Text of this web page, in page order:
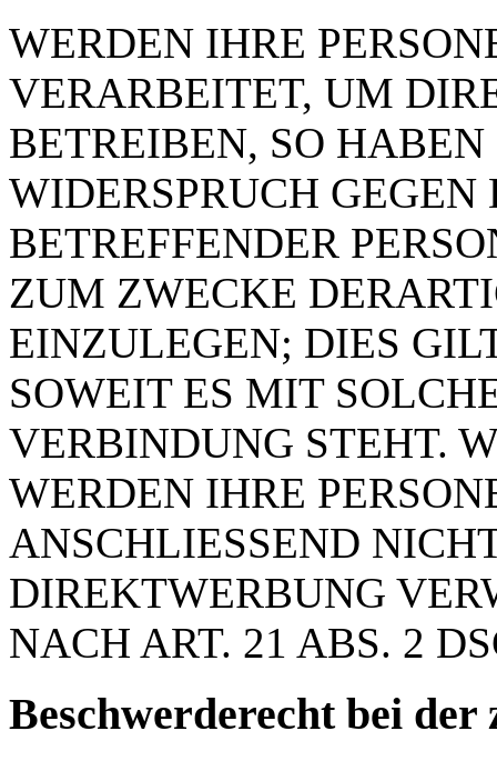
WERDEN IHRE
VERARBEITET, UM
BETREIBEN, SO
WIDERSPRUCH
BETREFFENDER
ZUM ZWECKE
EINZULEGEN; DIES
SOWEIT ES MIT
VERBINDUNG STEHT.
WERDEN IHRE
ANSCHLIESSEND
DIREKTWERBUNG
NACH ART. 21 ABS. 2
Beschwerde­recht bei